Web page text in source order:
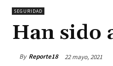
SEGURIDAD
Han sido
By Reporte18 22 mayo, 2021